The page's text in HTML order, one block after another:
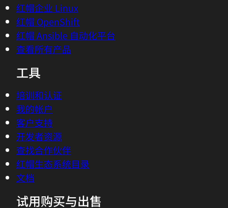
红帽企业 Linux
红帽 OpenShift
红帽 Ansible 自动化平台
查看所有产品
工具
培训和认证
我的帐户
客户支持
开发者资源
查找合作伙伴
红帽生态系统目录
文档
试用购买与出售